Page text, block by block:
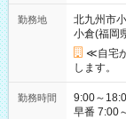
勤務地
北九州市
小倉(福岡
≪自宅
します。
勤務時間
9:00～18:00（休憩60分
早番 7:00